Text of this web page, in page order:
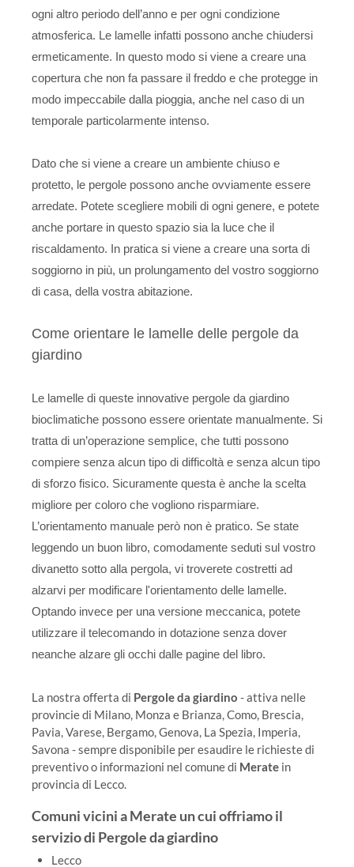
ogni altro periodo dell’anno e per ogni condizione
atmosferica. Le lamelle infatti possono anche chiudersi
ermeticamente. In questo modo si viene a creare una
copertura che non fa passare il freddo e che protegge in
modo impeccabile dalla pioggia, anche nel caso di un
temporale particolarmente intenso.
Dato che si viene a creare un ambiente chiuso e
protetto, le pergole possono anche ovviamente essere
arredate. Potete scegliere mobili di ogni genere, e potete
anche portare in questo spazio sia la luce che il
riscaldamento. In pratica si viene a creare una sorta di
soggiorno in più, un prolungamento del vostro soggiorno
di casa, della vostra abitazione.
Come orientare le lamelle delle pergole da
giardino
Le lamelle di queste innovative pergole da giardino
bioclimatiche possono essere orientate manualmente. Si
tratta di un’operazione semplice, che tutti possono
compiere senza alcun tipo di difficoltà e senza alcun tipo
di sforzo fisico. Sicuramente questa è anche la scelta
migliore per coloro che vogliono risparmiare.
L’orientamento manuale però non è pratico. Se state
leggendo un buon libro, comodamente seduti sul vostro
divanetto sotto alla pergola, vi troverete costretti ad
alzarvi per modificare l'orientamento delle lamelle.
Optando invece per una versione meccanica, potete
utilizzare il telecomando in dotazione senza dover
neanche alzare gli occhi dalle pagine del libro.
La nostra offerta di Pergole da giardino - attiva nelle
provincie di Milano, Monza e Brianza, Como, Brescia,
Pavia, Varese, Bergamo, Genova, La Spezia, Imperia,
Savona - sempre disponibile per esaudire le richieste di
preventivo o informazioni nel comune di Merate in
provincia di Lecco.
Comuni vicini a Merate un cui offriamo il
servizio di Pergole da giardino
Lecco